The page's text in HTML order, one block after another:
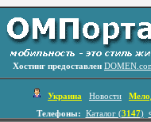
Хостинг предоставлен
Украина Новости
Телефоны:
Каталог (3147)